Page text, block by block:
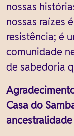
nossas
nossas raízes
resistência; é
comunidade
de sabedoria
Casa do